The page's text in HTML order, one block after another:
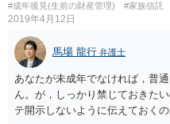
#成年後見(生前の財産管理) #家族信託
2019年4月12日
馬場 龍行 弁護士
あなたが未成年でなければ，普
ん。が，しっかり禁じておきた
テ開示しないように伝えておく